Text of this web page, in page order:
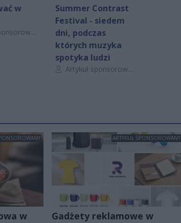
w
Summer Contrast
Festival - siedem
dni, podczas
których muzyka
spotyka ludzi
Autor artykułu:
Artykuł sponsorowany
w
ARTYKUŁ SPONSOROWANY
Gadżety reklamowe w